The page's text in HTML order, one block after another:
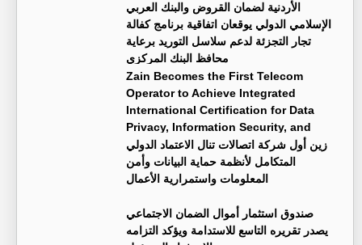
الأردنية لضمان القروض والبنك العربي
الإسلامي الدولي يوقعان اتفاقية برنامج كفالة
تجار التجزئة لدعم سلاسل التوريد برعاية
محافظ البنك المركزي
Zain Becomes the First Telecom
Operator to Achieve Integrated
International Certification for Data
Privacy, Information Security, and
Business Continuity Management Systems
زين أول شركة اتصالات تنال الاعتماد الدولي
المتكامل لأنظمة حماية البيانات وأمن
المعلومات واستمرارية الأعمال
صندوق استثمار أموال الضمان الاجتماعي
يصدر تقريره التاسع للاستدامة ويؤكد التزامه